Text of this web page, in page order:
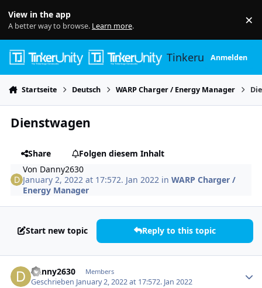
View in the app
A better way to browse. Learn more. ×
TinkerunityAnmelden
Startseite Deutsch WARP Charger / Energy Manager
Dienstwagen
Share
Folgen diesem Inhalt
Von Danny2630
January 2, 2022 at 17:572. Jan 2022 inWARP Charger /
Energy Manager
Start new topic Reply to this topic
Danny2630 Members
Geschrieben January 2, 2022 at 17:572. Jan 2022